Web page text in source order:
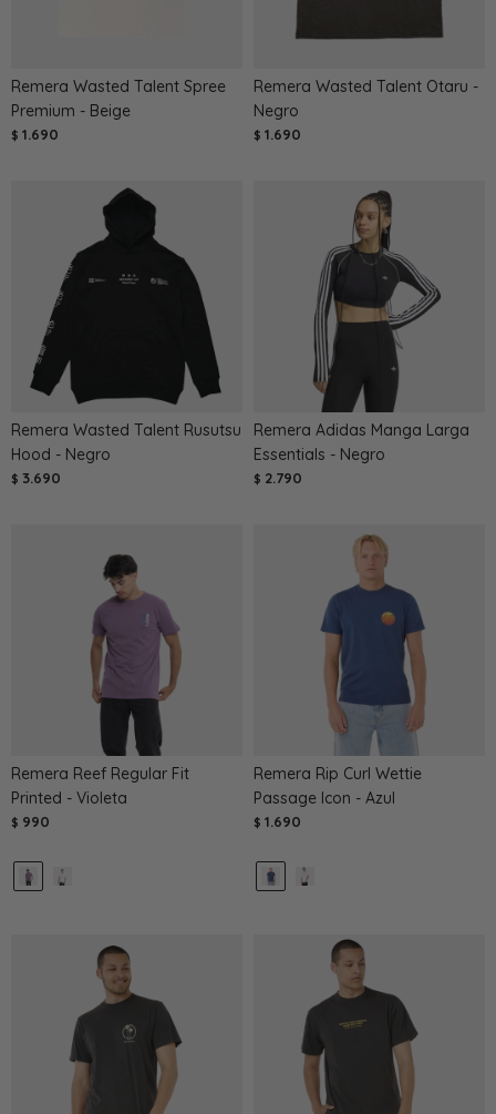
Remera Wasted Talent Spree
Premium - Beige
$ 1.690
Remera Wasted Talent Otaru -
Negro
$ 1.690
Remera Wasted Talent Rusutsu
Hood - Negro
$ 3.690
Remera Adidas Manga Larga
Essentials - Negro
$ 2.790
Remera Reef Regular Fit
Printed - Violeta
$ 990
Remera Rip Curl Wettie
Passage Icon - Azul
$ 1.690